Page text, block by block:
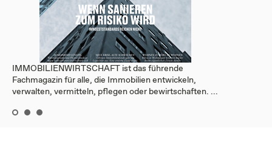
IMMOBILIENWIRTSCHAFT ist das führende
Fachmagazin für alle, die Immobilien entwickeln,
verwalten, vermitteln, pflegen oder bewirtschaften. ...